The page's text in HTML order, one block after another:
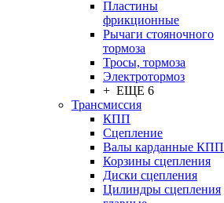
Пластины
фрикционные
Рычаги стояночного
тормоза
Тросы, тормоза
Электротормоз
+ ЕЩЕ 6
Трансмиссия
КПП
Сцепление
Валы карданные КПП
Корзины сцепления
Диски сцепления
Цилиндры сцепления